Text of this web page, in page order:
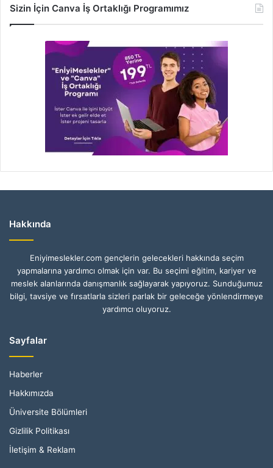
Sizin İçin Canva İş Ortaklığı Programımız
Hakkında
Eniyimeslekler.com gençlerin gelecekleri hakkında seçim
yapmalarına yardımcı olmak için var. Bu seçimi eğitim, kariyer ve
meslek alanlarında danışmanlık sağlayarak yapıyoruz. Sunduğumuz
bilgi, tavsiye ve fırsatlarla sizleri parlak bir geleceğe yönlendirmeye
yardımcı oluyoruz.
Sayfalar
Haberler
Hakkımızda
Üniversite Bölümleri
Gizlilik Politikası
İletişim & Reklam